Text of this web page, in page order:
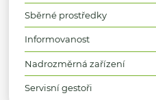
Sběrné prostředky
Informovanost
Nadrozměrná zařízení
Servisní gestoři